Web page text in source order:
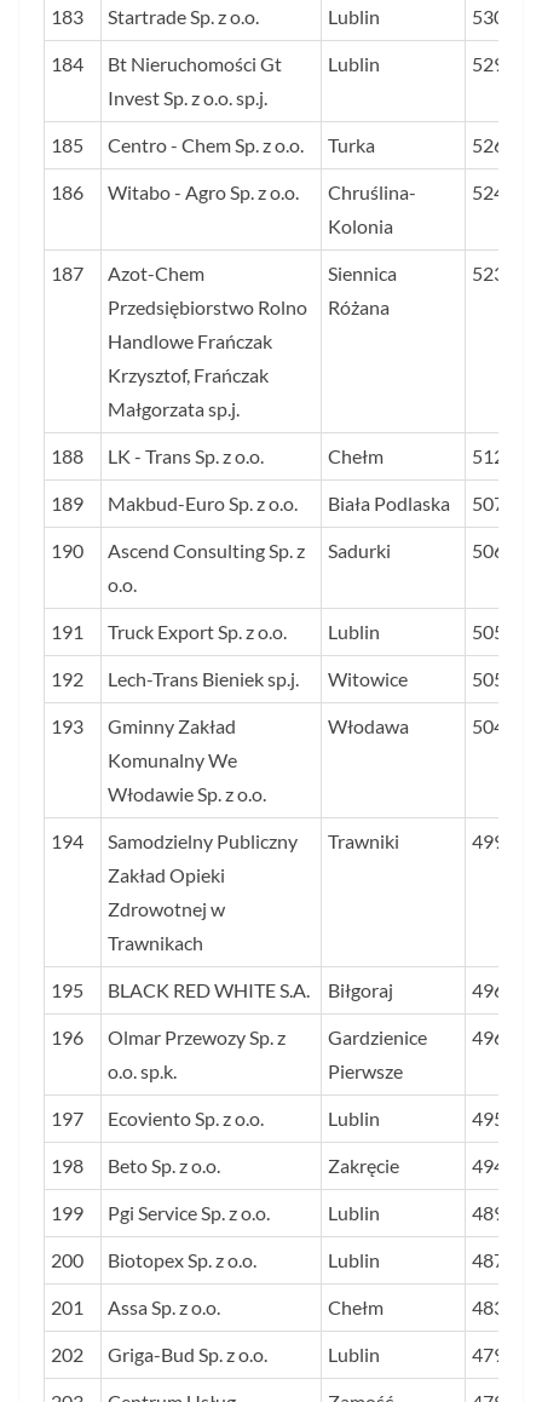
183 Startrade Sp. z o.o. Lublin 530
184
Bt Nieruchomości Gt
Invest Sp. z o.o. sp.j.
Lublin 529
185 Centro - Chem Sp. z o.o. Turka 526
186 Witabo - Agro Sp. z o.o.
Chruślina-
Kolonia
524
187
Azot-Chem
Przedsiębiorstwo Rolno
Handlowe Frańczak
Krzysztof, Frańczak
Małgorzata sp.j.
Siennica
Różana
523
188 LK - Trans Sp. z o.o. Chełm 512
189 Makbud-Euro Sp. z o.o. Biała Podlaska 507
190
Ascend Consulting Sp. z
o.o.
Sadurki 506
191 Truck Export Sp. z o.o. Lublin 505
192 Lech-Trans Bieniek sp.j. Witowice 505
193
Gminny Zakład
Komunalny We
Włodawie Sp. z o.o.
Włodawa 504
194
Samodzielny Publiczny
Zakład Opieki
Zdrowotnej w
Trawnikach
Trawniki 499
195 BLACK RED WHITE S.A. Biłgoraj 496
196
Olmar Przewozy Sp. z
o.o. sp.k.
Gardzienice
Pierwsze
496
197 Ecoviento Sp. z o.o. Lublin 495
198 Beto Sp. z o.o. Zakręcie 494
199 Pgi Service Sp. z o.o. Lublin 489
200 Biotopex Sp. z o.o. Lublin 487
201 Assa Sp. z o.o. Chełm 483
202 Griga-Bud Sp. z o.o. Lublin 479